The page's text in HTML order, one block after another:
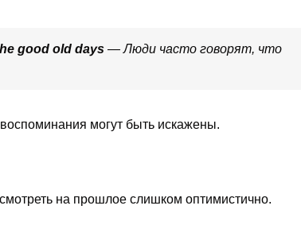
good old days — Люди часто говорят, что
могут быть искажены.
на прошлое слишком оптимистично.